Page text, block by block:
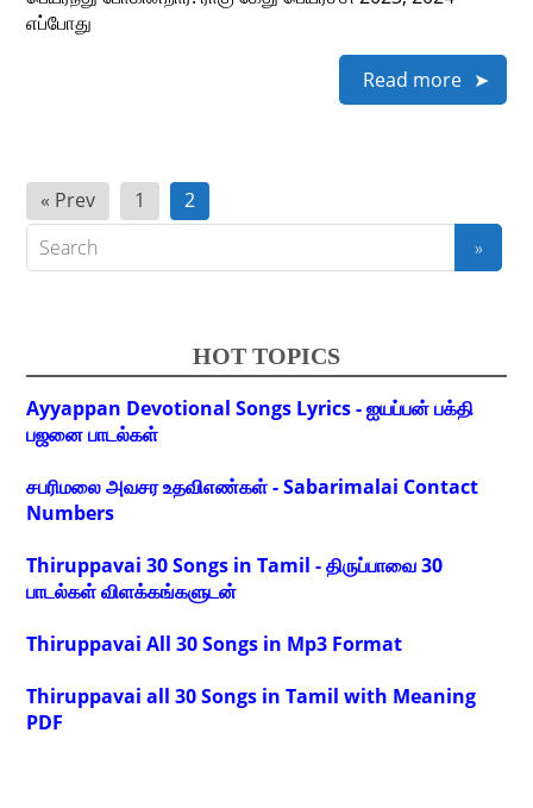
எப்போது
Read more
Posts
pagination
« Prev 1 2
HOT TOPICS
Ayyappan Devotional Songs Lyrics - ஐயப்பன் பக்தி
பஜனை பாடல்கள்
சபரிமலை அவசர உதவிஎண்கள் - Sabarimalai Contact
Numbers
Thiruppavai 30 Songs in Tamil - திருப்பாவை 30
பாடல்கள் விளக்கங்களுடன்
Thiruppavai All 30 Songs in Mp3 Format
Thiruppavai all 30 Songs in Tamil with Meaning
PDF